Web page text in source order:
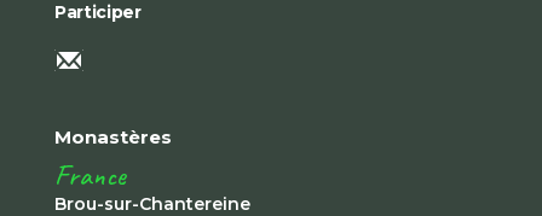
Participer
Monastères
France
Brou-sur-Chantereine